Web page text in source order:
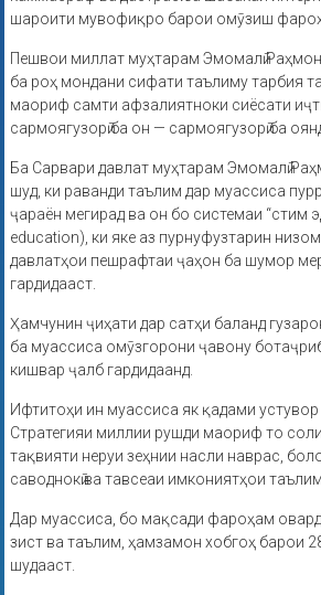
шароити мувофиқро барои омӯзиш
Пешвои миллат муҳтарам Эмомалӣ
ба роҳ мондани сифати таълиму тарбия
маориф самти афзалиятноки сиёсати
сармоягузорӣ ба он — сармоягузорӣ ба
Ба Сарвари давлат муҳтарам Эмомалӣ
шуд, ки раванди таълим дар муассиса
ҷараён мегирад ва он бо системаи “стим
education), ки яке аз пурнуфузтарин
давлатҳои пешрафтаи ҷаҳон ба шумор
гардидааст.
Ҳамчунин ҷиҳати дар сатҳи баланд
ба муассиса омӯзгорони ҷавону
кишвар ҷалб гардидаанд.
Ифтитоҳи ин муассиса як қадами
Стратегияи миллии рушди маориф то
тақвияти неруи зеҳнии насли наврас,
саводнокӣ ва тавсеаи имкониятҳои
Дар муассиса, бо мақсади фароҳам
зист ва таълим, ҳамзамон хобгоҳ барои
шудааст.